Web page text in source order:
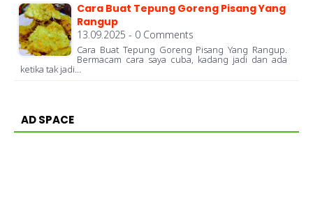
Cara Buat Tepung Goreng Pisang Yang
Rangup
13.09.2025 - 0 Comments
Cara Buat Tepung Goreng Pisang Yang Rangup.
Bermacam cara saya cuba, kadang jadi dan ada
ketika tak jadi…
AD SPACE